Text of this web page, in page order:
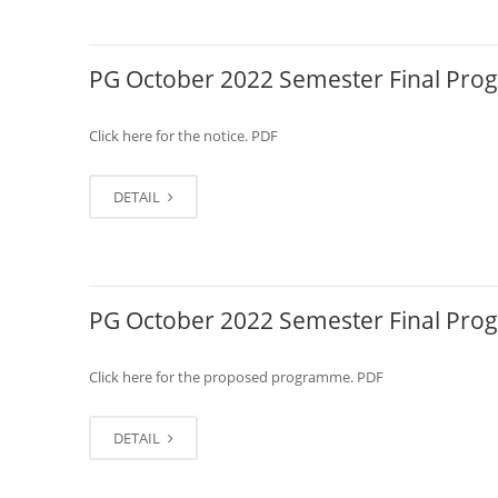
PG October 2022 Semester Final
Click here for the notice. PDF
DETAIL
PG October 2022 Semester Final
Click here for the proposed programme. PDF
DETAIL